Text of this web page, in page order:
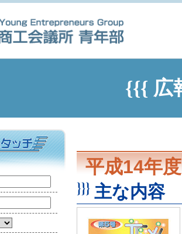
{{{ 広
平成14年
主な内容